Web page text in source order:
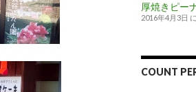
厚焼きピー
2016年4月3日
COUNT